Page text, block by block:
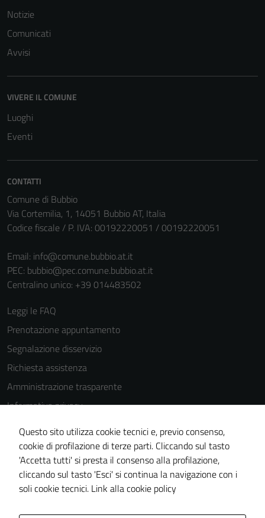
Notizie
Comunicati
Avvisi
VIVERE IL COMUNE
Luoghi
Eventi
CONTATTI
Comune di Bubbio
Via Cortemilia, 1, 14051 Bubbio AT, Italia
Codice fiscale / P. IVA: 00192220051 / 00192220051
Email: info@comune.bubbio.at.it
PEC: bubbio@pec.comune.bubbio.at.it
Centralino unico: +39 014483502
Leggi le FAQ
Prenotazione appuntamento
Segnalazione disservizio
Richiesta assistenza
Amministrazione trasparente
Informativa privacy
Cookie Policy
Note legali
Dichiarazione di accessibilità
Piano di miglioramento del sito
Questo sito utilizza cookie tecnici e, previo consenso,
cookie di profilazione di terze parti. Cliccando sul tasto
'Accetta tutti' si presta il consenso alla profilazione,
cliccando sul tasto 'Esci' si continua la navigazione con i
soli cookie tecnici. Link alla cookie policy